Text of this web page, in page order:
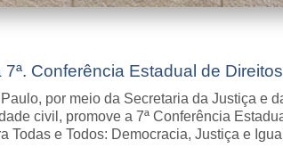
7ª. Conferência Estadual de
por meio da Secretaria da Justiça e
civil, promove a 7ª Conferência
Todas e Todos: Democracia, Justiça e